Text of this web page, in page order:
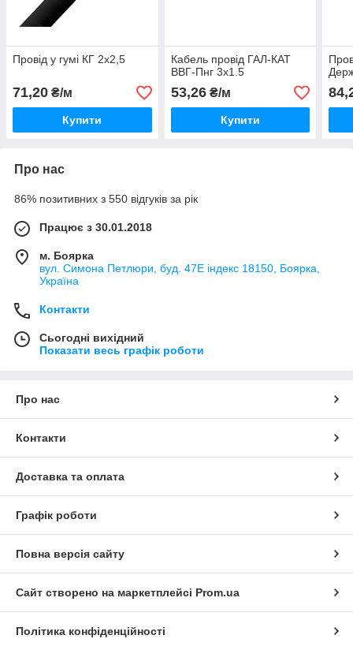
Провід у гумі КГ 2х2,5
71,20 ₴/м
Купити
Кабель провід ГАЛ-КАТ
ВВГ-Пнг 3х1.5
53,26₴/м
Купити
Про нас
86% позитивних з 550 відгуків за рік
Працює з 30.01.2018
м. Боярка
вул. Симона Петлюри, буд. 47Е індекс 18150, Боярка,
Україна
Контакти
Сьогодні вихідний
Показати весь графік роботи
Про нас
Контакти
Доставка та оплата
Графік роботи
Повна версія сайту
Сайт створено на маркетплейсі Prom.ua
Політика конфіденційності